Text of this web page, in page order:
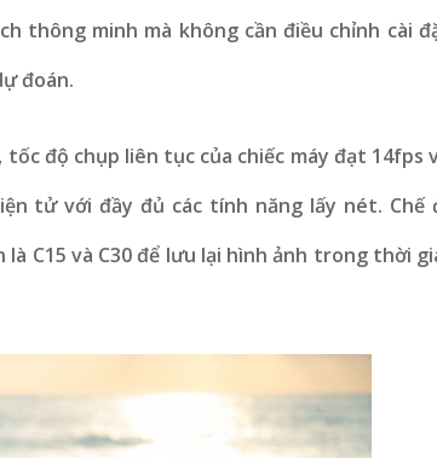
thông minh mà không cần điều chỉnh cài
đoán.
độ chụp liên tục của chiếc máy đạt 14fps
tử với đầy đủ các tính năng lấy nét. Chế
C15 và C30 để lưu lại hình ảnh trong thời